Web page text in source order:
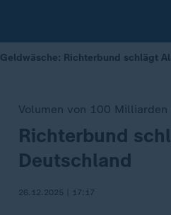
Geldwäsche: Richterbund schlägt
Volumen von 100 Milliarden
:Richterbund
Deutschland
26.12.2025 | 17:17